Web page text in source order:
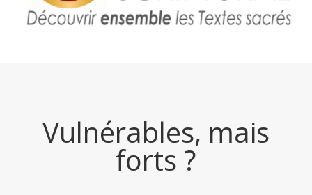
Vulnérables, mais
forts ?